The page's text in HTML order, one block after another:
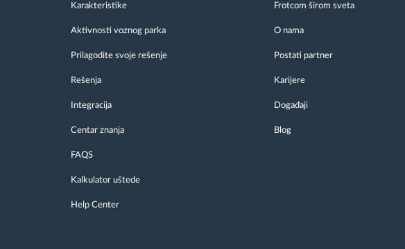
Karakteristike
Aktivnosti voznog parka
Prilagodite svoje rešenje
Rešenja
Integracija
Centar znanja
FAQS
Kalkulator uštede
Help Center
Frotcom širom sveta
O nama
Postati partner
Karijere
Događaji
Blog